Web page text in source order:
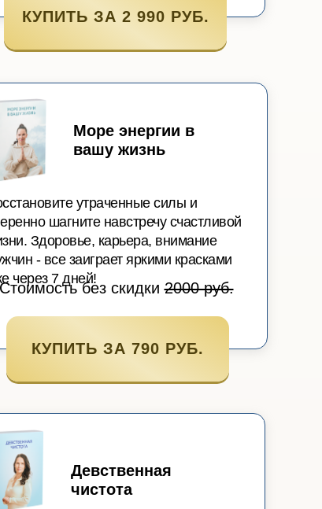
Девственная
чистота
КУПИТЬ ЗА 2 990 РУБ.
Море энергии в
вашу жизнь
утраченные силы и
шагните навстречу счастливой
Здоровье, карьера, внимание
- все заиграет яркими красками
через 7 дней!
Стоимость без скидки2000 руб.
КУПИТЬ ЗА 790 РУБ.